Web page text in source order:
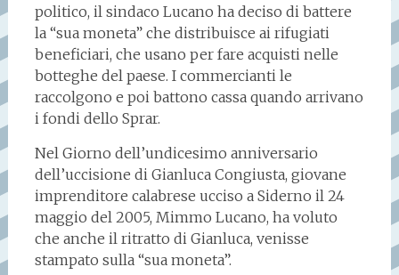
politico, il sindaco Lucano ha deciso di battere
la “sua moneta” che distribuisce ai rifugiati
beneficiari, che usano per fare acquisti nelle
botteghe del paese. I commercianti le
raccolgono e poi battono cassa quando arrivano
i fondi dello Sprar.
Nel Giorno dell’undicesimo anniversario
dell’uccisione di Gianluca Congiusta, giovane
imprenditore calabrese ucciso a Siderno il 24
maggio del 2005, Mimmo Lucano, ha voluto
che anche il ritratto di Gianluca, venisse
stampato sulla “sua moneta”.